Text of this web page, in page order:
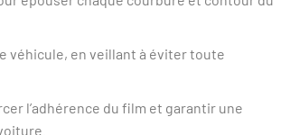
véhicule, en veillant à éviter toute
l’adhérence du film et garantir une